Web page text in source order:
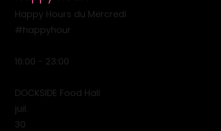
Happy Hours du Mercredi
#happyhour
16:00 - 23:00
DOCKSIDE Food Hall
juil.
30